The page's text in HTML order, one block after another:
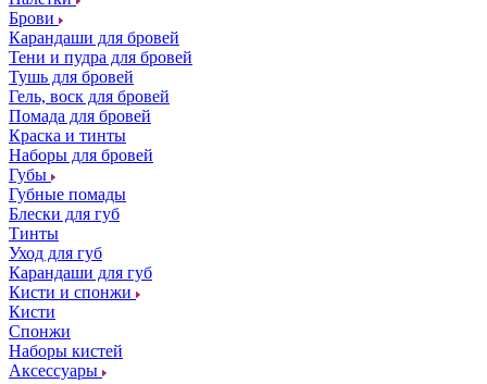
Брови
Карандаши для бровей
Тени и пудра для бровей
Тушь для бровей
Гель, воск для бровей
Помада для бровей
Краска и тинты
Наборы для бровей
Губы
Губные помады
Блески для губ
Тинты
Уход для губ
Карандаши для губ
Кисти и спонжи
Кисти
Спонжи
Наборы кистей
Аксессуары